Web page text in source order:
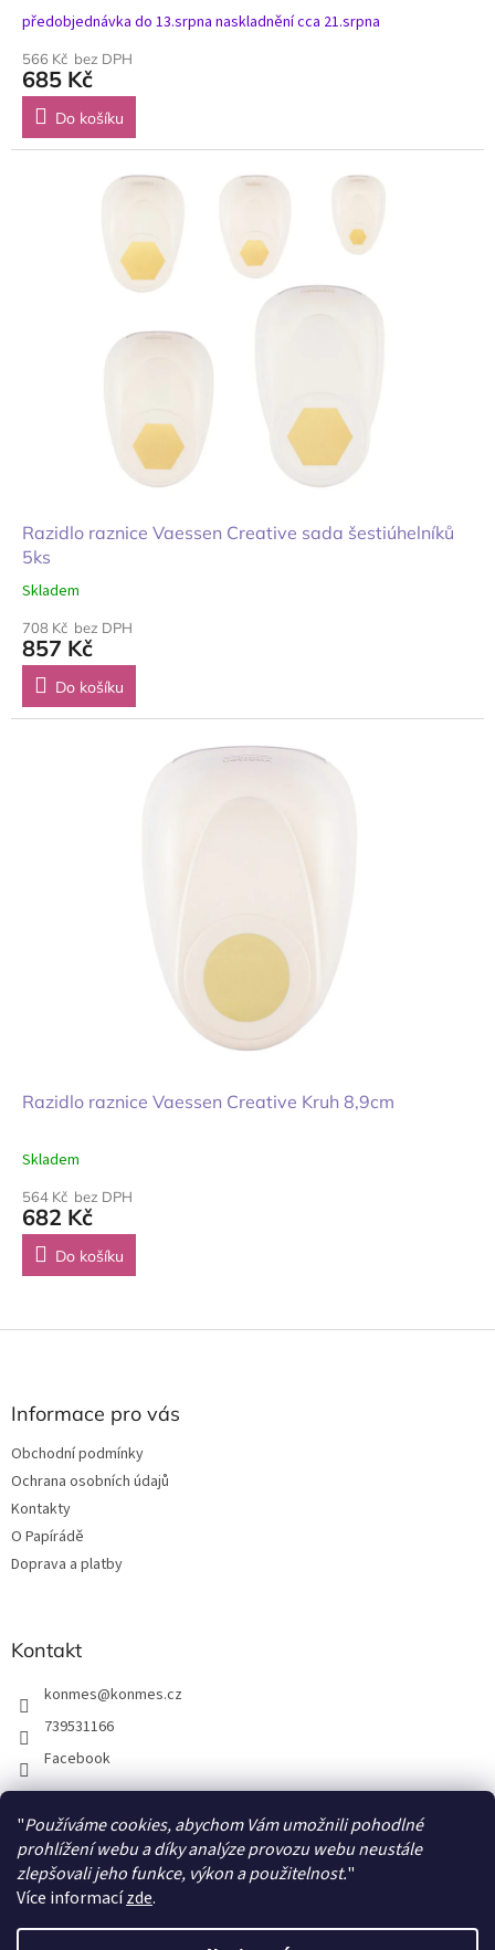
"Používáme cookies, abychom Vám umožnili pohodlné
prohlížení webu a díky analýze provozu webu neustále
zlepšovali jeho funkce, výkon a použitelnost."
Více informacízde.
předobjednávka do 13.srpna naskladnění cca 21.srpna
566 Kč bez DPH
685 Kč
Do košíku
Razidlo raznice Vaessen Creative sada šestiúhelníků
5ks
Skladem
708 Kč bez DPH
857 Kč
Do košíku
Razidlo raznice Vaessen Creative Kruh 8,9cm
Skladem
564 Kč bez DPH
682 Kč
Do košíku
Z
Informace pro vás
Obchodní podmínky
Ochrana osobních údajů
Kontakty
O Papírádě
Doprava a platby
Kontakt
konmes@konmes.cz
739531166
Facebook
Facebook